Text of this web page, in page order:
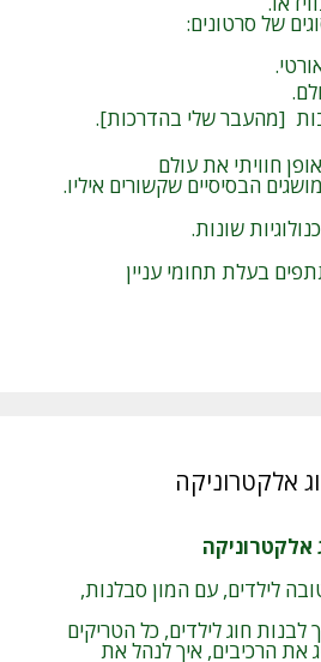
של סרטונים:
[מהעבר שלי בהדרכות].
חוויתי את עולם
הבסיסיים שקשורים איליו.
שונות.
בעלת תחומי עניין
אלקטרוניקה
לילדים, עם המון סבלנות,
לבנות חוג לילדים, כל הטריקים
את הרכיבים, איך לנהל את